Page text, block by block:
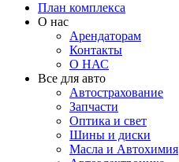
План комплекса
О нас
Арендаторам
Контакты
О НАС
Все для авто
Автострахование
Запчасти
Оптика и свет
Шины и диски
Масла и Автохимия